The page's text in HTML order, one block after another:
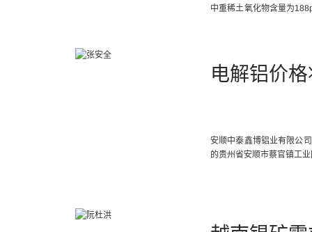
中重稀土氧化物含量为
电解铝价
安顺中泰鑫博铝业有限公
的贵州省安顺市蔡官镇工